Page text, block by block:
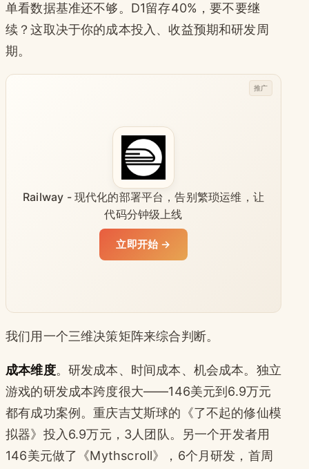
单看数据基准还不够。D1留存40%，要不要继
续？这取决于你的成本投入、收益预期和研发周
期。
Railway - 现代化的部署平台，告别繁琐运维，让
代码分钟级上线
立即开始 →
推广
我们用一个三维决策矩阵来综合判断。
成本维度。研发成本、时间成本、机会成本。独立
游戏的研发成本跨度很大——146美元到6.9万元
都有成功案例。重庆吉艾斯球的《了不起的修仙模
拟器》投入6.9万元，3人团队。另一个开发者用
146美元做了《Mythscroll》，6个月研发，首周